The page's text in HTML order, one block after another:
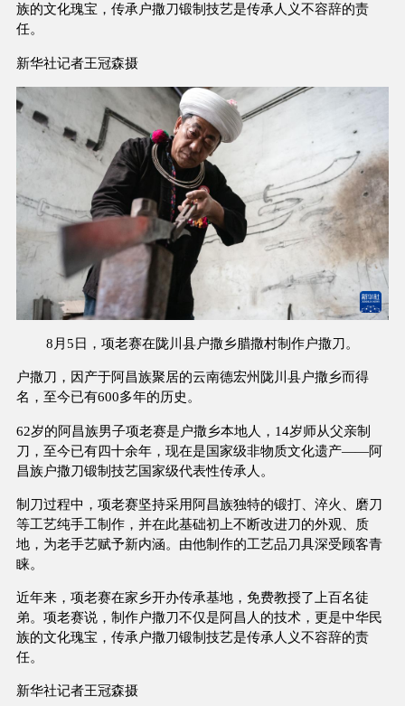
族的文化瑰宝，传承户撒刀锻制技艺是传承人义不容辞的责
任。
新华社记者王冠森摄
8月5日，项老赛在陇川县户撒乡腊撒村制作户撒刀。
户撒刀，因产于阿昌族聚居的云南德宏州陇川县户撒乡而得
名，至今已有600多年的历史。
62岁的阿昌族男子项老赛是户撒乡本地人，14岁师从父亲制
刀，至今已有四十余年，现在是国家级非物质文化遗产——阿
昌族户撒刀锻制技艺国家级代表性传承人。
制刀过程中，项老赛坚持采用阿昌族独特的锻打、淬火、磨刀
等工艺纯手工制作，并在此基础初上不断改进刀的外观、质
地，为老手艺赋予新内涵。由他制作的工艺品刀具深受顾客青
睐。
近年来，项老赛在家乡开办传承基地，免费教授了上百名徒
弟。项老赛说，制作户撒刀不仅是阿昌人的技术，更是中华民
族的文化瑰宝，传承户撒刀锻制技艺是传承人义不容辞的责
任。
新华社记者王冠森摄